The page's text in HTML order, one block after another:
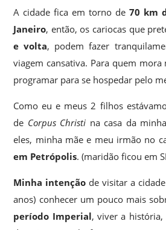
A cidade fica em torno de 70 km
Janeiro, então, os cariocas que
e volta, podem fazer
viagem cansativa. Para quem mora
programar para se hospedar pelo
Como eu e meus 2 filhos
de Corpus Christi na casa da
eles, minha mãe e meu irmão no
em Petrópolis. (maridão ficou em
Minha intenção de visitar a
anos) conhecer um pouco mais
período Imperial, viver a